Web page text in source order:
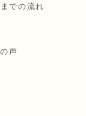
での流れ
声